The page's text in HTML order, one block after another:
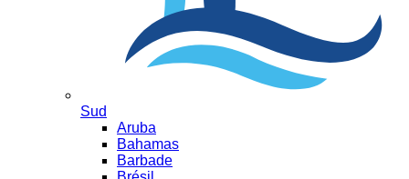
Sud
Aruba
Bahamas
Barbade